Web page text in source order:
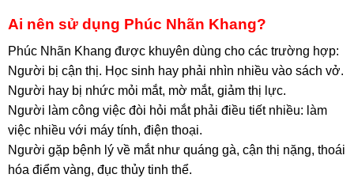
Ai nên sử dụng Phúc Nhãn Khang?
Phúc Nhãn Khang được khuyên dùng cho các trường hợp:
Người bị cận thị. Học sinh hay phải nhìn nhiều vào sách vở.
Người hay bị nhức mỏi mắt, mờ mắt, giảm thị lực.
Người làm công việc đòi hỏi mắt phải điều tiết nhiều: làm
việc nhiều với máy tính, điện thoại.
Người gặp bệnh lý về mắt như quáng gà, cận thị nặng, thoái
hóa điểm vàng, đục thủy tinh thể.